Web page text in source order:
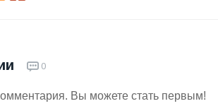
0
Вы можете стать первым!